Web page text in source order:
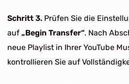
Schritt 3. Prüfen Sie die
auf „Begin Transfer“. Nach
neue Playlist in Ihrer YouTube
kontrollieren Sie auf